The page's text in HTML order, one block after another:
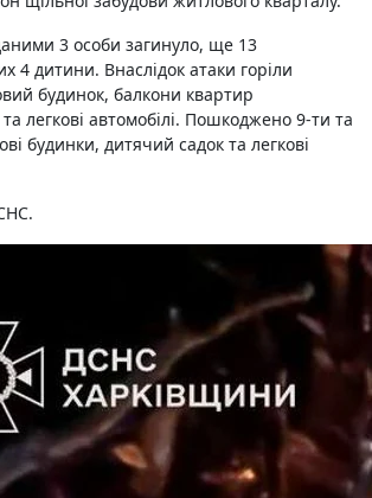
4 дитини. Внаслідок атаки горіли
будинок, балкони квартир
легкові автомобілі. Пошкоджено 9-ти та
будинки, дитячий садок та легкові